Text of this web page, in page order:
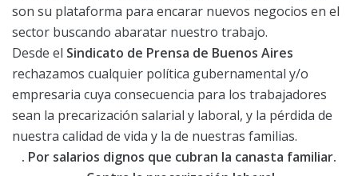
son su plataforma para encarar nuevos negocios en el
sector buscando abaratar nuestro trabajo.
Desde el Sindicato de Prensa de Buenos Aires
rechazamos cualquier política gubernamental y/o
empresaria cuya consecuencia para los trabajadores
sean la precarización salarial y laboral, y la pérdida de
nuestra calidad de vida y la de nuestras familias.
. Por salarios dignos que cubran la canasta familiar.